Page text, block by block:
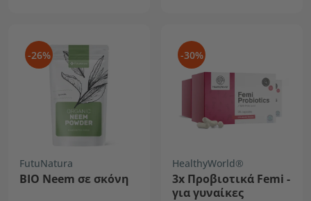
-26%
FutuNatura
ΒΙΟ Neem σε σκόνη
-30%
HealthyWorld®
3x Προβιοτικά Femi -
για γυναίκες